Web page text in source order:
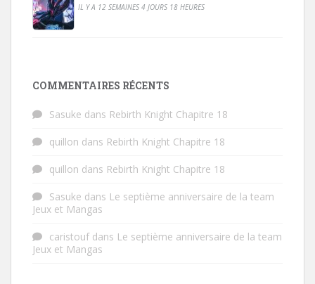
IL Y A 12 SEMAINES 4 JOURS 18 HEURES
COMMENTAIRES RÉCENTS
Sasuke dans Rebirth Knight Chapitre 18
quillon dans Rebirth Knight Chapitre 18
quillon dans Rebirth Knight Chapitre 18
Sasuke dans Le septième anniversaire de la team
Jeux et Mangas
caristoufdans Le septième anniversaire de la team
Jeux et Mangas